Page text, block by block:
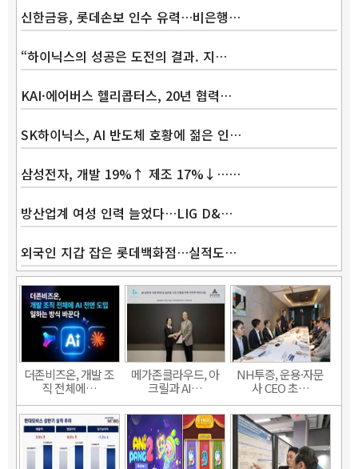
신한금융, 롯데손보 인수 유력…비은행…
“하이닉스의 성공은 도전의 결과. 지…
KAI·에어버스 헬리콥터스, 20년 협력…
SK하이닉스, AI 반도체 호황에 젊은 인…
삼성전자, 개발 19%↑ 제조 17%↓……
방산업계 여성 인력 늘었다…LIG D&…
외국인 지갑 잡은 롯데백화점…실적도…
더존비즈온, 개발 조
직 전체에…
메가존클라우드, 아
크릴과 AI…
NH투증, 운용·자문
사 CEO 초…